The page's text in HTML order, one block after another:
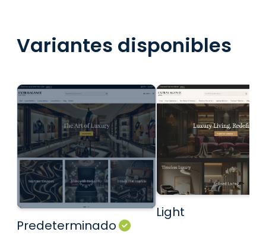
Variantes disponibles
Predeterminado
Light